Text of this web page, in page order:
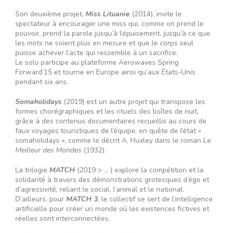
Son deuxième projet, Miss Lituanie (2014), invite le
spectateur à encourager une miss qui, comme on prend le
pouvoir, prend la parole jusqu’à l’épuisement, jusqu’à ce que
les mots ne soient plus en mesure et que le corps seul
puisse achever l’acte qui ressemble à un sacrifice.
Le solo participe au plateforme Aerowaves Spring
Forward’15 et tourne en Europe ainsi qu’aux États-Unis
pendant six ans.
Somaholidays (2019) est un autre projet qui transpose les
formes chorégraphiques et les rituels des boîtes de nuit,
grâce à des contenus documentaires recueillis au cours de
faux voyages touristiques de l’équipe, en quête de l’état «
somaholidays », comme le décrit A. Huxley dans le roman Le
Meilleur des Mondes (1932).
La trilogie MATCH (2019 > … ) explore la compétition et la
solidarité à travers des démonstrations grotesques d’égo et
d’agressivité, reliant le social, l’animal et le national.
D’ailleurs, pour MATCH 3, le collectif se sert de l’intelligence
artificielle pour créer un monde où les existences fictives et
réelles sont interconnectées.